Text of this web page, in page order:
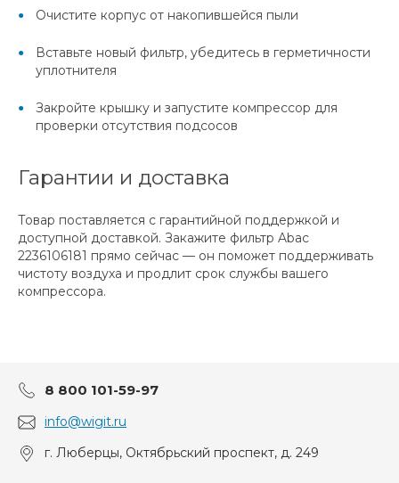
Очистите корпус от накопившейся пыли
Вставьте новый фильтр, убедитесь в герметичности
уплотнителя
Закройте крышку и запустите компрессор для
проверки отсутствия подсосов
Гарантии и доставка
Товар поставляется с гарантийной поддержкой и
доступной доставкой. Закажите фильтр Abac
2236106181 прямо сейчас — он поможет поддерживать
чистоту воздуха и продлит срок службы вашего
компрессора.
8 800 101-59-97
info@wigit.ru
г. Люберцы, Октябрьский проспект, д. 249